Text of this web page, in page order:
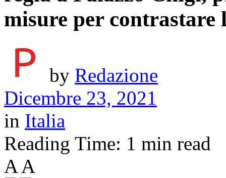
misure per contrastare
by Redazione
Dicembre 23, 2021
in Italia
Reading Time: 1 min read
A A